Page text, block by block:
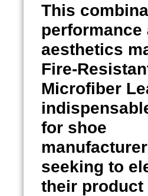
This
performance
aesthetics
Fire-
Microfiber
for shoe
seeking to
their product